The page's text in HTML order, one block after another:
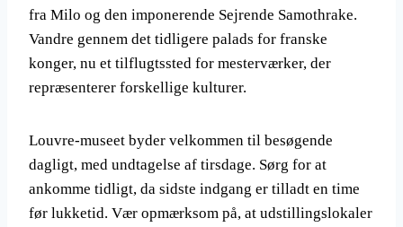
fra Milo og den imponerende Sejrende Samothrake.
Vandre gennem det tidligere palads for franske
konger, nu et tilflugtssted for mesterværker, der
repræsenterer forskellige kulturer.
Louvre-museet byder velkommen til besøgende
dagligt, med undtagelse af tirsdage. Sørg for at
ankomme tidligt, da sidste indgang er tilladt en time
før lukketid. Vær opmærksom på, at udstillingslokaler